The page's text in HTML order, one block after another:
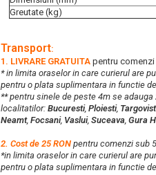
Greutate (kg)
Transport:
1. LIVRARE GRATUITA pentru
* in limita oraselor in care curierul are
pentru o plata suplimentara in functie
** pentru sinele de peste 4m se adauga
localitatilor: Bucuresti, Ploiesti,
Neamt, Focsani, Vaslui, Suceava, Gura
2. Cost de 25 RON pentru comenzi sub
*in limita oraselor in care curierul are
pentru o plata suplimentara in functie